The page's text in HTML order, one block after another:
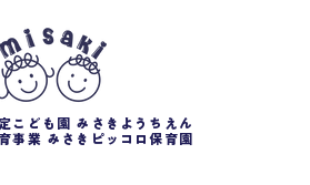
こども園 みさきようちえん
事業 みさきピッコロ保育園